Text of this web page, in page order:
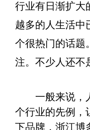
行业有日渐扩大
越多的人生活中
个很热门的话题
注。不少人还不
一般来说，人
个行业的先例，
下品牌，浙江博